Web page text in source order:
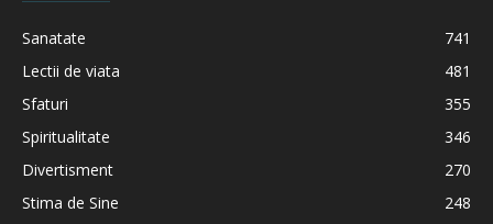
Sanatate
741
Lectii de viata
481
Sfaturi
355
Spiritualitate
346
Divertisment
270
Stima de Sine
248